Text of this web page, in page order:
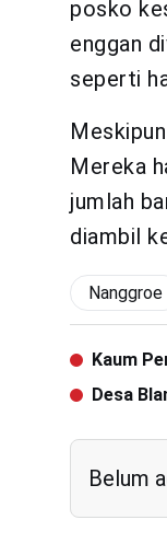
posko
enggan
seperti
Mereka
jumlah
diambil
Nanggroe
Kaum
Desa
Belum